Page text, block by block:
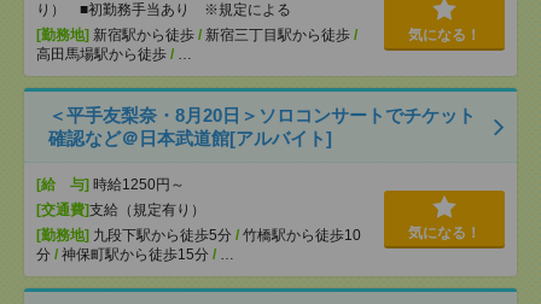
り） ■初勤務手当あり ※規定による
[勤務地] 新宿駅から徒歩 / 新宿三丁目駅から徒歩 /
高田馬場駅から徒歩 / …
気になる！
＜平手友梨奈・8月20日＞ソロコンサートでチケット
確認など＠日本武道館[アルバイト]
[給 与] 時給1250円～
[交通費]支給（規定有り）
[勤務地] 九段下駅から徒歩5分 / 竹橋駅から徒歩10
分 / 神保町駅から徒歩15分 / …
気になる！